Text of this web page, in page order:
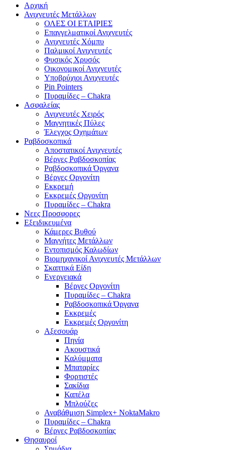
Αρχική
Ανιχνευτές Μετάλλων
ΟΛΕΣ ΟΙ ΕΤΑΙΡΙΕΣ
Επαγγελματικοί Ανιχνευτές
Ανιχνευτές Χόμπυ
Παλμικοί Ανιχνευτές
Φυσικός Χρυσός
Οικονομικοί Ανιχνευτές
Υποβρύχιοι Ανιχνευτές
Pin Pointers
Πυραμίδες – Chakra
Ασφαλείας
Ανιχνευτές Χειρός
Μαγνητικές Πύλες
Έλεγχος Οχημάτων
Ραβδοσκοπικά
Αποστατικοί Ανιχνευτές
Βέργες Ραβδοσκοπίας
Ραβδοσκοπικά Όργανα
Βέργες Οργονίτη
Εκκρεμή
Εκκρεμές Οργονίτη
Πυραμίδες – Chakra
Νεες Προσφορες
Εξειδικευμένα
Κάμερες Βυθού
Μαγνήτες Μετάλλων
Εντοπισμός Καλωδίων
Βιομηχανικοί Ανιχνευτές Μετάλλων
Σκαπτικά Είδη
Ενεργειακά
Βέργες Οργονίτη
Πυραμίδες – Chakra
Ραβδοσκοπικά Όργανα
Εκκρεμές
Εκκρεμές Οργονίτη
Αξεσουάρ
Πηνία
Ακουστικά
Καλύμματα
Μπαταρίες
Φορτιστές
Σακίδια
Καπέλα
Μπλούζες
Αναβάθμιση Simplex+ NoktaMakro
Πυραμίδες – Chakra
Βέργες Ραβδοσκοπίας
Θησαυροί